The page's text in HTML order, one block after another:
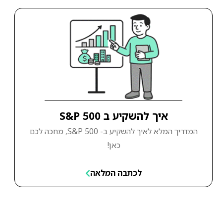
איך להשקיע ב S&P 500
המדריך המלא לאיך להשקיע ב- S&P 500, מחכה לכם
כאן!
לכתבה המלאה